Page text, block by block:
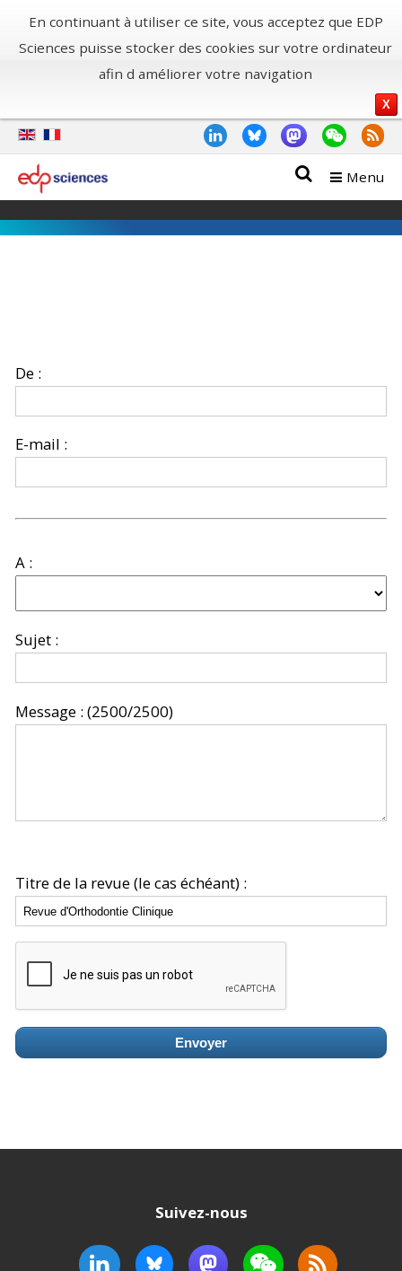
En continuant à utiliser ce site, vous acceptez que EDP
Sciences puisse stocker des cookies sur votre ordinateur
afin d améliorer votre navigation
X
Menu
De :
E-mail :
A :
Sujet :
Message : (2500/2500)
Titre de la revue (le cas échéant) :
Envoyer
Suivez-nous